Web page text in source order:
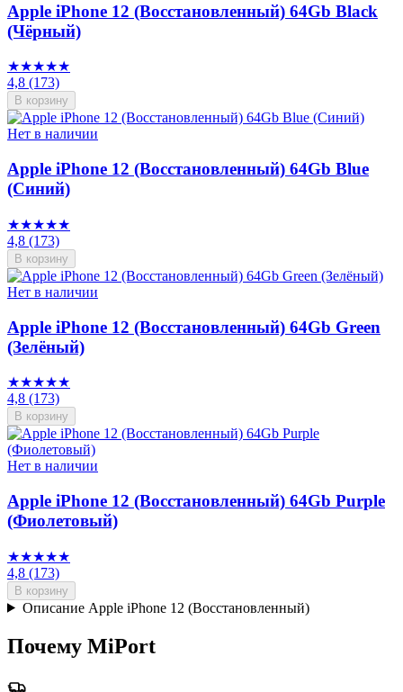
Apple iPhone 12 (Восстановленный) 64Gb Black
(Чёрный)
★★★★★
4,8 (173)
В корзину
Нет в наличии
Apple iPhone 12 (Восстановленный) 64Gb Blue
(Синий)
★★★★★
4,8 (173)
В корзину
Нет в наличии
Apple iPhone 12 (Восстановленный) 64Gb Green
(Зелёный)
★★★★★
4,8 (173)
В корзину
Нет в наличии
Apple iPhone 12 (Восстановленный) 64Gb Purple
(Фиолетовый)
★★★★★
4,8 (173)
В корзину
Описание Apple iPhone 12 (Восстановленный)
Почему MiPort